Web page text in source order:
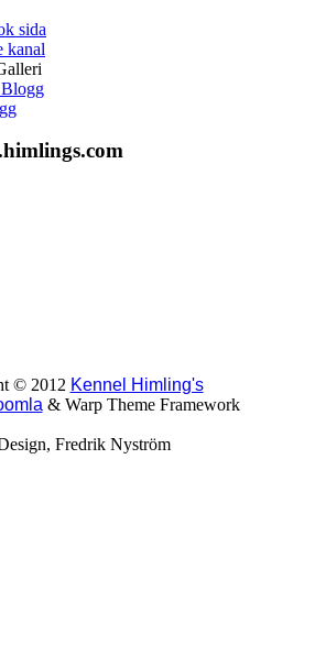
sida
kanal
© 2012 Kennel Himling's
& Warp Theme Framework
, Fredrik Nyström